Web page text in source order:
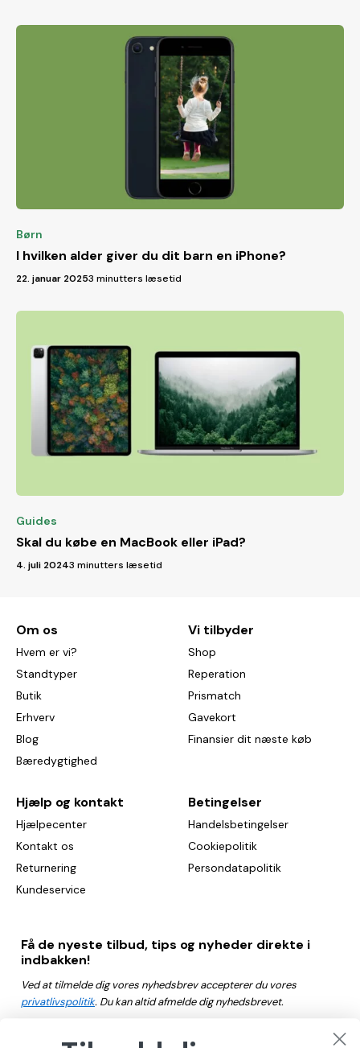
Børn
I hvilken alder giver du dit barn en iPhone?
22. januar 20253 minutters læsetid
Guides
Skal du købe en MacBook eller iPad?
4. juli 20243 minutters læsetid
Om os
Hvem er vi?
Standtyper
Butik
Erhverv
Blog
Bæredygtighed
Vi tilbyder
Shop
Reperation
Prismatch
Gavekort
Finansier dit næste køb
Hjælp og kontakt
Hjælpecenter
Kontakt os
Returnering
Kundeservice
Betingelser
Handelsbetingelser
Cookiepolitik
Persondatapolitik
Få de nyeste tilbud, tips og nyheder direkte i
indbakken!
Ved at tilmelde dig vores nyhedsbrev accepterer du vores
privatlivspolitik. Du kan altid afmelde dig nyhedsbrevet.